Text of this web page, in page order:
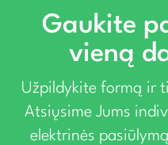
Gaukite
vieną
Užpildykite formą ir
Atsiųsime Jums
elektrinės